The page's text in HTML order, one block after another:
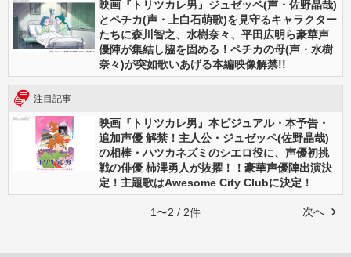
映画『トリツカレ男』ジュゼッペ(声・佐野晶哉)
とペチカ(声・上白石萌歌)を見守るキャラクター
たちに森川智之、水樹奈々、平田広明ら豪華声
優陣が集結し脇を固める！ペチカの母(声・水樹
奈々)が突如歌いあげる本編映像解禁!!
注目記事
映画『トリツカレ男』本ビジュアル・本予告・
追加声優 解禁！主人公・ジュゼッペ(佐野晶哉)
の相棒・ハツカネズミのシエロ役に、声優初挑
戦の俳優 柿澤勇人が抜擢！！豪華声優陣出演決
定！主題歌はAwesome City Clubに決定！
次へ
1〜2 / 2件